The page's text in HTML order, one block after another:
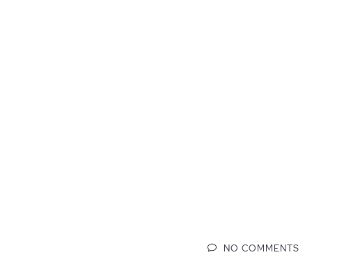
NO COMMENTS